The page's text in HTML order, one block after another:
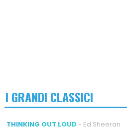
I GRANDI CLASSICI
THINKING OUT LOUD- Ed Sheeran